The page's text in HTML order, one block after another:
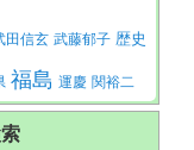
田信玄 武藤郁子 歴史
福島 運慶 関裕二